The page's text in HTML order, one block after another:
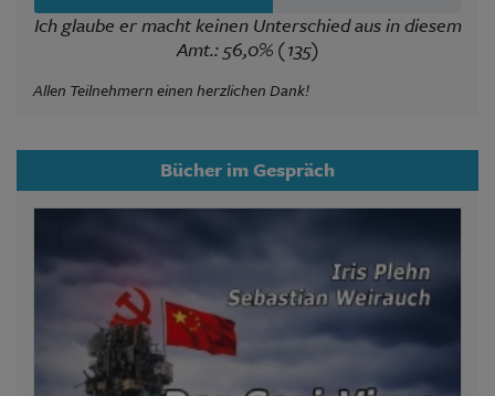
Ich glaube er macht keinen Unterschied aus in diesem
Amt.: 56,0% (135)
Allen Teilnehmern einen herzlichen Dank!
Bücher im Gespräch